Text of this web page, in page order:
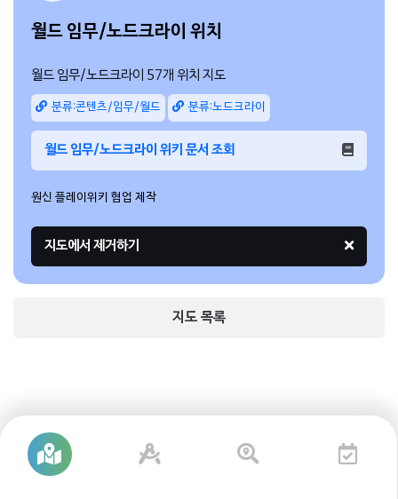
월드 임무/노드크라이 위치
분류:콘텐츠/임무/월드 분류:노드크라이
월드 임무/노드크라이 위키 문서 조회
원신 플레이위키 협업 제작
지도 목록